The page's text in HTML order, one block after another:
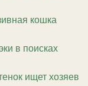
кошка
в поисках
ищет хозяев